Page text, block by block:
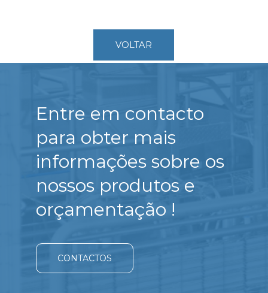
VOLTAR
Entre em contacto
para obter mais
informações sobre os
nossos produtos e
orçamentação !
CONTACTOS